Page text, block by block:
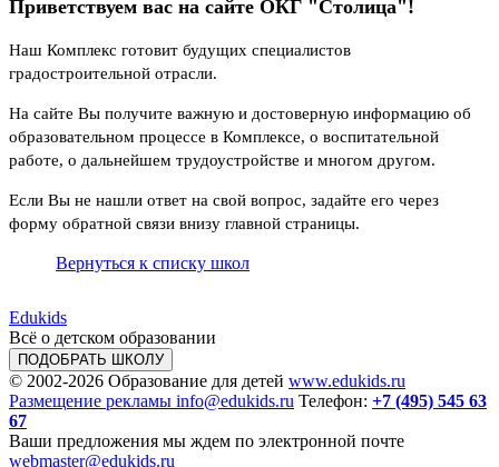
Приветствуем вас на сайте ОКГ "Столица"!
Наш Комплекс готовит будущих специалистов
градостроительной отрасли.
На сайте Вы получите важную и достоверную информацию об
образовательном процессе в Комплексе, о воспитательной
работе, о дальнейшем трудоустройстве и многом другом.
Если Вы не нашли ответ на свой вопрос, задайте его через
форму обратной связи внизу главной страницы.
Вернуться к списку школ
Edukids
Всё о детском образовании
ПОДОБРАТЬ ШКОЛУ
© 2002-2026 Образование для детей www.edukids.ru
Размещение рекламы info@edukids.ru Телефон: +7 (495) 545 63
67
Ваши предложения мы ждем по электронной почте
webmaster@edukids.ru